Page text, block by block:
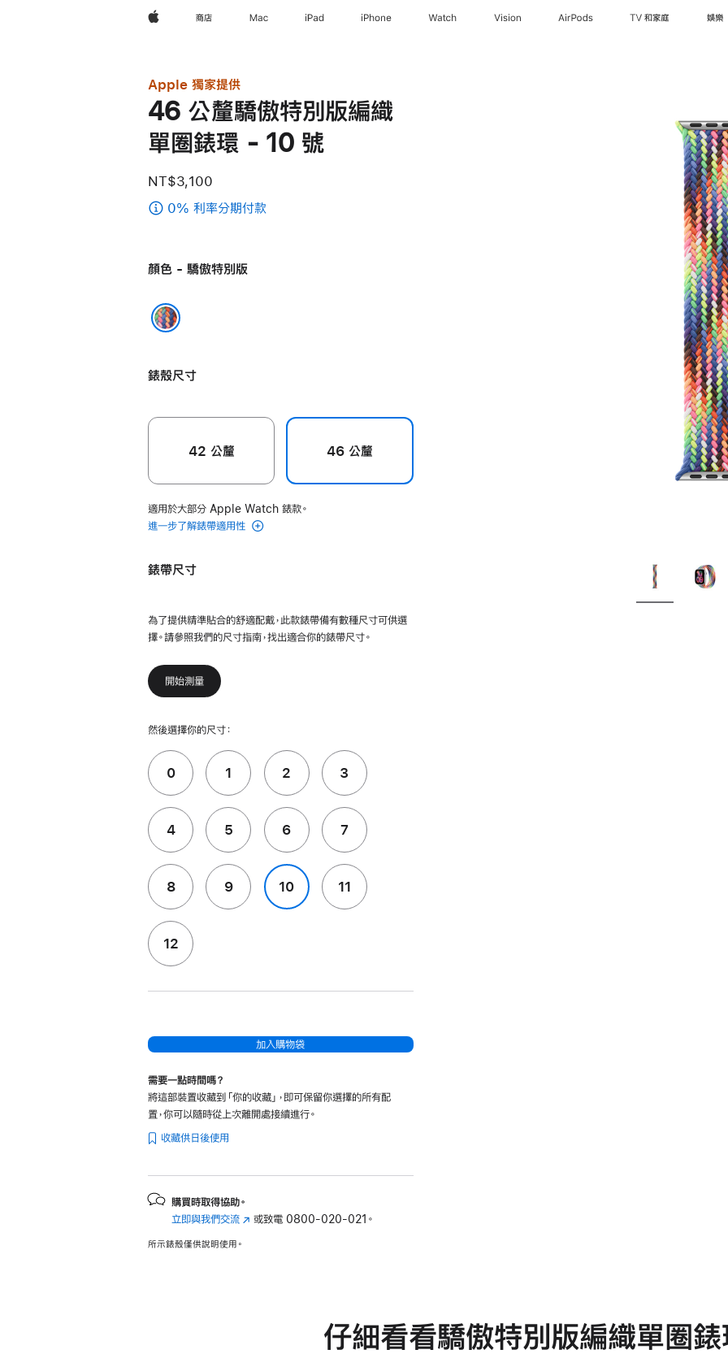
Apple商店 Mac iPad iPhone Watch Vision AirPods TV 和家庭 娛樂
Apple 獨家提供
46 公釐驕傲特別版編織
單圈錶環 - 10 號
NT$3,100
0% 利率分期付款
pride
款)
顏色 - 驕傲特別版
錶殼尺寸
42 公釐 46 公釐
適用於大部分 Apple Watch 錶款。
進一步了解錶帶適用性
錶帶尺寸
為了提供精準貼合的舒適配戴，此款錶帶備有數種尺寸可供選
擇。請參照我們的尺寸指南，找出適合你的錶帶尺寸。
開始測量
然後選擇你的尺寸：
0 1 2 3
4 5 6 7
8 9 10 11
12
加入購物袋
需要一點時間嗎？
將這部裝置收藏到「你的收藏」，即可保留你選擇的所有配
置，你可以隨時從上次離開處接續進行。
收藏供日後使用
購買時取得協助。
立即與我們交流 (以 或致電 0800-020-021。
所示錶殼僅供說明使用。
仔細看看驕傲特別版編織單圈錶